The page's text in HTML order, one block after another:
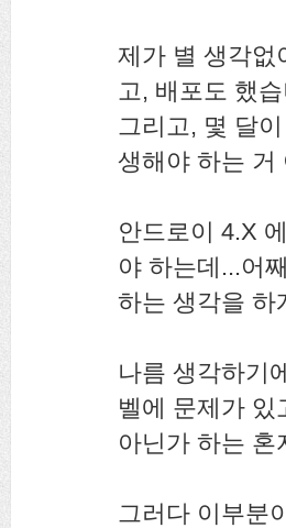
제가 별 생각없
고, 배포도 했
그리고, 몇 달
생해야 하는 거
안드로이 4.X
야 하는데...어
하는 생각을 하
나름 생각하기
벨에 문제가
아닌가 하는 혼
그러다 이부분